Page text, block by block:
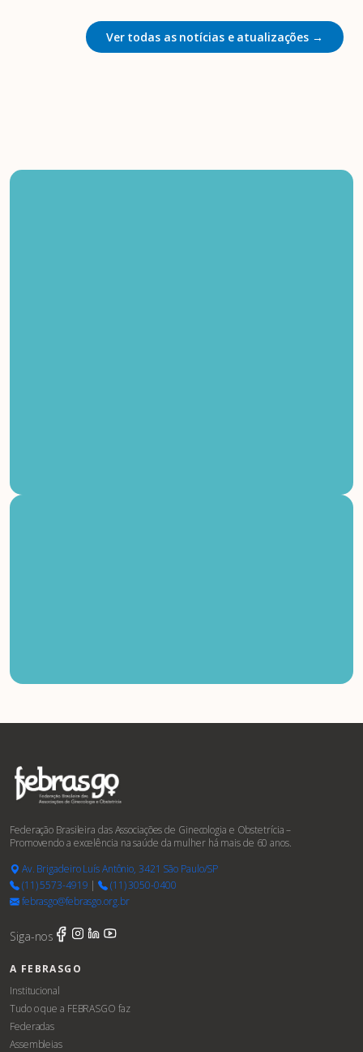
Ver todas as notícias e atualizações →
Federação Brasileira das Associações de Ginecologia e Obstetrícia –
Promovendo a excelência na saúde da mulher há mais de 60 anos.
Av. Brigadeiro Luís Antônio, 3421 São Paulo/SP
(11) 5573-4919 |
(11) 3050-0400
febrasgo@febrasgo.org.br
Siga-nos
A FEBRASGO
Institucional
Tudo o que a FEBRASGO faz
Federadas
Assembleias